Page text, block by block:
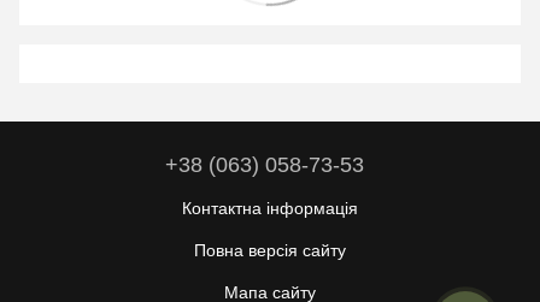
+38 (063) 058-73-53
Контактна інформація
Повна версія сайту
Мапа сайту